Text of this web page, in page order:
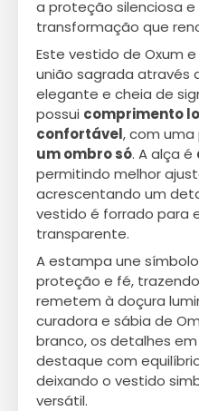
a proteção silenciosa
transformação que
Este vestido de Oxum
união sagrada através
elegante e cheia de
possui comprimento
confortável, com
um ombro só. A alça é
permitindo melhor
acrescentando um
vestido é forrado para
transparente.
A estampa une
proteção e fé,
remetem à doçura
curadora e sábia de
branco, os detalhes
destaque com
deixando o vestido
versátil.